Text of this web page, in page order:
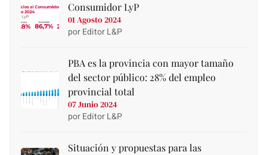
Consumidor LyP
01 Agosto 2024
por Editor L&P
PBA es la provincia con mayor tamaño
del sector público: 28% del empleo
provincial total
07 Junio 2024
por Editor L&P
Situación y propuestas para las